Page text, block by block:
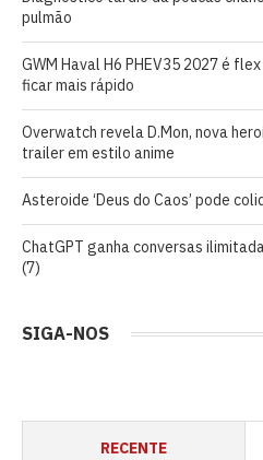
pulmão
GWM Haval H6 PHEV35 2027 é
ficar mais rápido
Overwatch revela D.Mon, nova
trailer em estilo anime
Asteroide ‘Deus do Caos’ pode
ChatGPT ganha conversas
(7)
SIGA-NOS
RECENTE